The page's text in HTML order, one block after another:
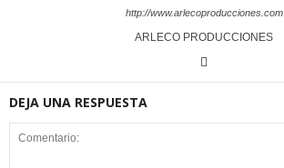
http://www.arlecoproducciones.com
ARLECO PRODUCCIONES
DEJA UNA RESPUESTA